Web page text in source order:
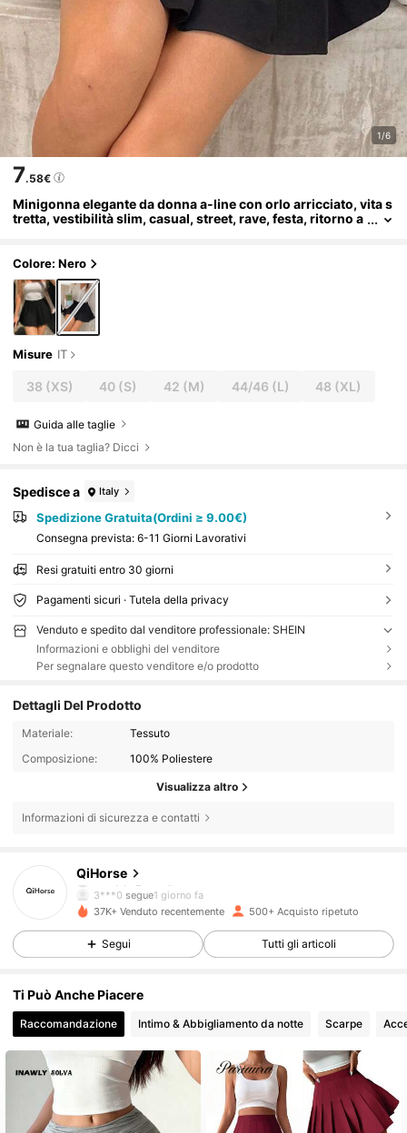
1/6
7.58€
Minigonna elegante da donna a-line con orlo arricciato, vita s
tretta, vestibilità slim, casual, street, rave, festa, ritorno a
Colore: Nero
Misure IT
38 (XS) 40 (S) 42 (M) 44/46 (L) 48 (XL)
Guida alle taglie
Non è la tua taglia? Dicci
Spedisce a Italy
Spedizione Gratuita(Ordini ≥ 9.00€)
Consegna prevista: 6-11 Giorni Lavorativi
Resi gratuiti entro 30 giorni
Pagamenti sicuri · Tutela della privacy
Venduto e spedito dal venditore professionale: SHEIN
Informazioni e obblighi del venditore
Per segnalare questo venditore e/o prodotto
Dettagli Del Prodotto
Materiale:
Tessuto
Composizione:
100% Poliestere
Visualizza altro
Informazioni di sicurezza e contatti
QiHorse
3***0 segue1 giorno fa
4.52
231 Follower
4.52 231 Follower
4.52 231 Follower
4.52 231 Follower
37K+ Venduto recentemente 500+ Acquisto ripetuto
Segui Tutti gli articoli
Ti Può Anche Piacere
Raccomandazione Intimo & Abbigliamento da notte Scarpe